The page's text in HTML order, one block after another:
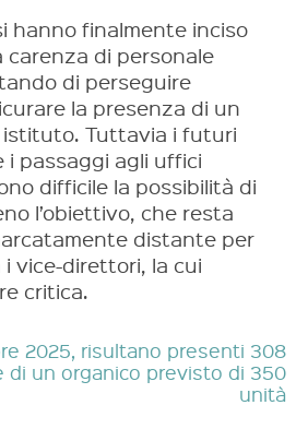
hanno finalmente inciso
carenza di personale
di perseguire
la presenza di un
Tuttavia i futuri
i passaggi agli uffici
difficile la possibilità di
l’obiettivo, che resta
distante per
vice-direttori, la cui
critica.
2025, risultano presenti 308
di un organico previsto di 350
unità